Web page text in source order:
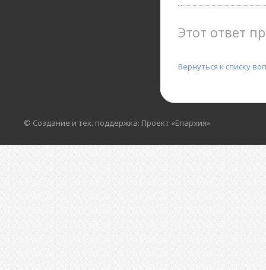
Этот ответ
Вернуться к списку
© Создание и тех. поддержка: Проект «Епархия»